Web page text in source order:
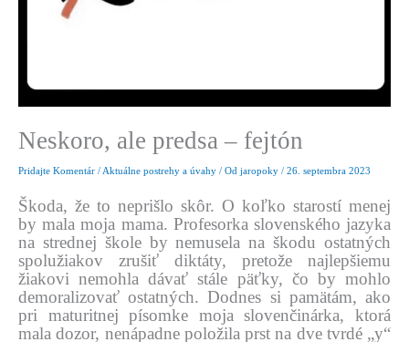
Neskoro, ale predsa – fejtón
Pridajte Komentár /Aktuálne postrehy a úvahy / Od jaropoky / 26. septembra 2023
Škoda, že to neprišlo skôr. O koľko starostí menej
by mala moja mama. Profesorka slovenského jazyka
na strednej škole by nemusela na škodu ostatných
spolužiakov zrušiť diktáty, pretože najlepšiemu
žiakovi nemohla dávať stále päťky, čo by mohlo
demoralizovať ostatných. Dodnes si pamätám, ako
pri maturitnej písomke moja slovenčinárka, ktorá
mala dozor, nenápadne položila prst na dve tvrdé „y“